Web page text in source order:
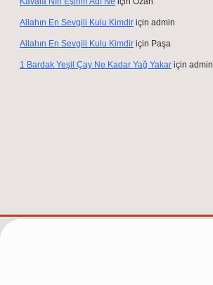
Allahın En Sevgili Kulu Kimdir için admin
Allahın En Sevgili Kulu Kimdir için Paşa
1 Bardak Yeşil Çay Ne Kadar Yağ Yakar için admin
güncel adresihttps://tulipbett.net/